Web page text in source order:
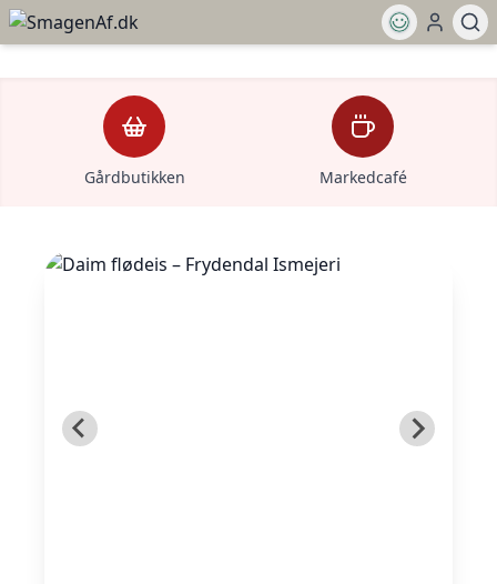
Gårdbutikken Markedcafé